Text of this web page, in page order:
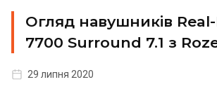
Огляд навушників Real-
7700 Surround 7.1 з
29 липня 2020